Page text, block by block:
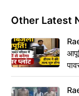
Other Latest